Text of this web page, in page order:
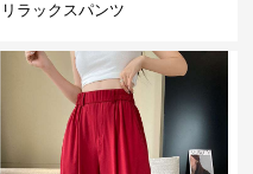
リラックスパンツ